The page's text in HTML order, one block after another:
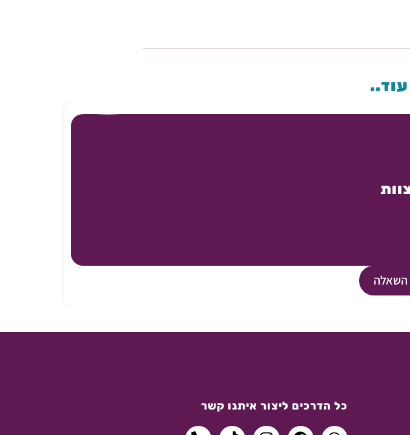
השאלה
כל הדרכים ליצור איתנו קשר